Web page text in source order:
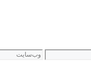
وب‌سایت